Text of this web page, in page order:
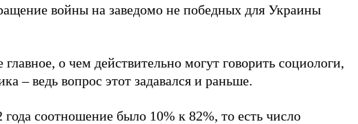
войны на заведомо не победных для Украины
о чем действительно могут говорить социологи,
– ведь вопрос этот задавался и раньше.
соотношение было 10% к 82%, то есть число